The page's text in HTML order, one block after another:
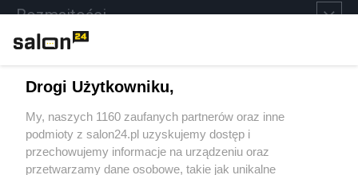
Rozmaitości
Sport
Społeczeństwo
Drogi Użytkowniku,
My, naszych 1160 zaufanych partnerów oraz inne
podmioty z salon24.pl uzyskujemy dostęp i
przechowujemy informacje na urządzeniu oraz
przetwarzamy dane osobowe, takie jak unikalne